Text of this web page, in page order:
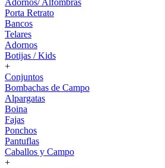
Adornos/ Alfombras
Porta Retrato
Bancos
Telares
Adornos
Botijas / Kids
+
Conjuntos
Bombachas de Campo
Alpargatas
Boina
Fajas
Ponchos
Pantuflas
Caballos y Campo
+